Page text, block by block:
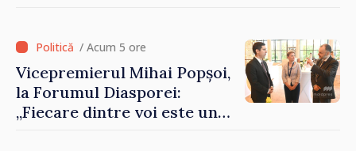
/ Acum 5 ore
Vicepremierul Mihai Popșoi,
la Forumul Diasporei:
„Fiecare dintre voi este un